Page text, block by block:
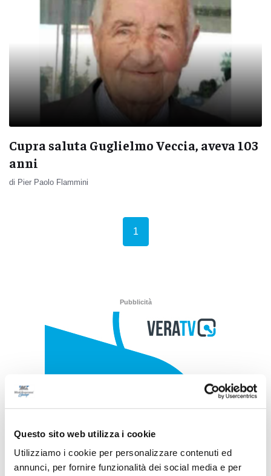
Questo sito web utilizza i cookie
Utilizziamo i cookie per personalizzare contenuti ed
annunci, per fornire funzionalità dei social media e per
Cupra saluta Guglielmo Veccia, aveva 103
anni
di Pier Paolo Flammini
1
Pubblicità